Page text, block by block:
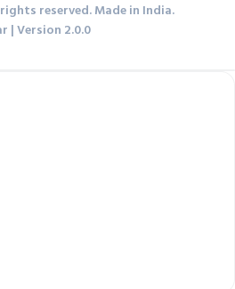
reserved. Made in India.
| Version 2.0.0